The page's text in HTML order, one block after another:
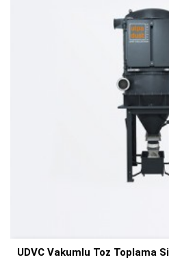
UWC - Islak Tip Filtreler